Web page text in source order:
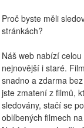
Proč byste měli
stránkách?
Náš web nabízí
nejnovější i staré.
snadno a zdarma
jste zmatení z filmů,
sledovány, stačí se
oblíbených filmech